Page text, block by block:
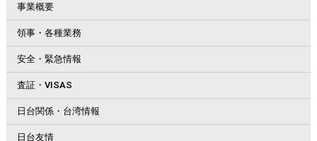
事業概要
領事・各種業務
安全・緊急情報
査証・VISAS
日台関係・台湾情報
日台友情